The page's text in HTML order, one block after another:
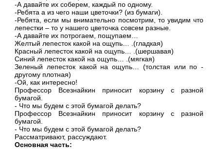
-А давайте их соберем, каждый по одному.
-Ребята а из чего наши цветочки? (из бумаги).
-Ребята, если мы внимательно посмотрим, то увидим что
лепестки – то у нашего цветочка совсем разные.
-А давайте их потрогаем, пощупаем…
Желтый лепесток какой на ощупь… .(гладкая)
Красный лепесток какой на ощупь… .(шершавая)
Синий лепесток какой на ощупь… .(мягкая)
Зеленый лепесток какой на ощупь… (толстая или по -
другому плотная)
-Ой, как интересно!
Профессор Всезнайкин приносит корзину с разной
бумагой.
- Что мы будем с этой бумагой делать?
Профессор Всезнайкин приносит корзину с разной
бумагой.
- Что мы будем с этой бумагой делать?
Рассматривают, рассуждают.
Основная часть: